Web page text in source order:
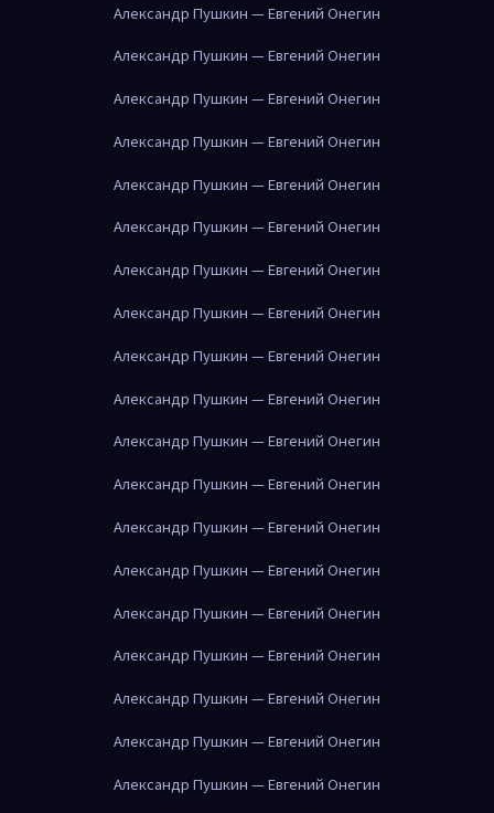
Александр Пушкин — Евгений Онегин
Александр Пушкин — Евгений Онегин
Александр Пушкин — Евгений Онегин
Александр Пушкин — Евгений Онегин
Александр Пушкин — Евгений Онегин
Александр Пушкин — Евгений Онегин
Александр Пушкин — Евгений Онегин
Александр Пушкин — Евгений Онегин
Александр Пушкин — Евгений Онегин
Александр Пушкин — Евгений Онегин
Александр Пушкин — Евгений Онегин
Александр Пушкин — Евгений Онегин
Александр Пушкин — Евгений Онегин
Александр Пушкин — Евгений Онегин
Александр Пушкин — Евгений Онегин
Александр Пушкин — Евгений Онегин
Александр Пушкин — Евгений Онегин
Александр Пушкин — Евгений Онегин
Александр Пушкин — Евгений Онегин